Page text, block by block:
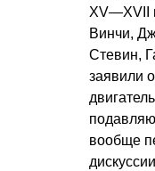
XV—XVII
Винчи,
Стевин,
заявили
вообще